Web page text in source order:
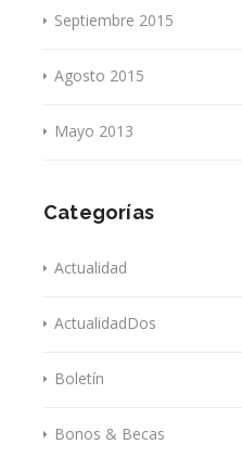
Septiembre 2015
Agosto 2015
Mayo 2013
Categorías
Actualidad
ActualidadDos
Boletín
Bonos & Becas